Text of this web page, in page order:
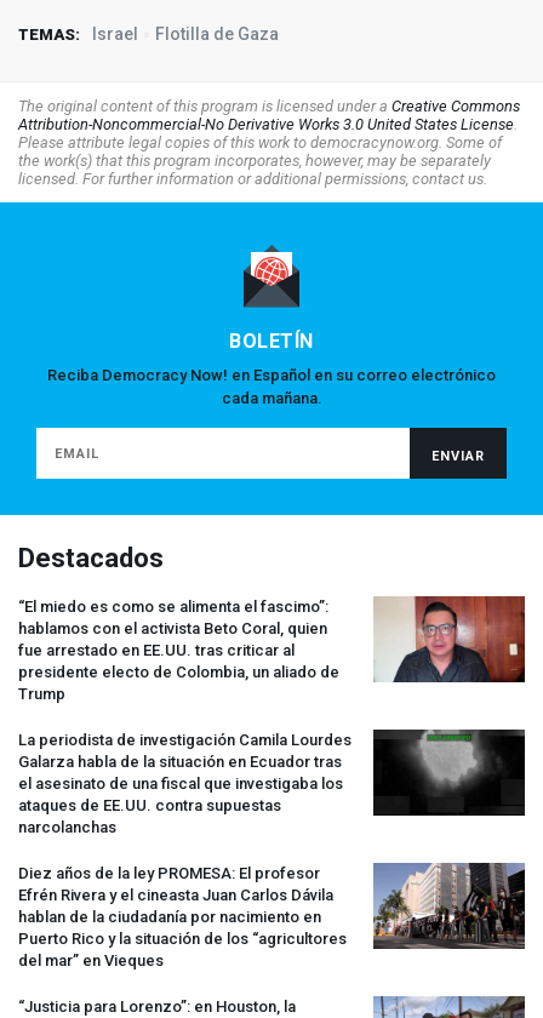
TEMAS: Israel Flotilla de Gaza
The original content of this program is licensed under a Creative Commons
Attribution-Noncommercial-No Derivative Works 3.0 United States License.
Please attribute legal copies of this work to democracynow.org. Some of
the work(s) that this program incorporates, however, may be separately
licensed. For further information or additional permissions, contact us.
BOLETÍN
Reciba Democracy Now! en Español en su correo electrónico
cada mañana.
Destacados
“El miedo es como se alimenta el fascimo”:
hablamos con el activista Beto Coral, quien
fue arrestado en EE.UU. tras criticar al
presidente electo de Colombia, un aliado de
Trump
La periodista de investigación Camila Lourdes
Galarza habla de la situación en Ecuador tras
el asesinato de una fiscal que investigaba los
ataques de EE.UU. contra supuestas
narcolanchas
Diez años de la ley PROMESA: El profesor
Efrén Rivera y el cineasta Juan Carlos Dávila
hablan de la ciudadanía por nacimiento en
Puerto Rico y la situación de los “agricultores
del mar” en Vieques
“Justicia para Lorenzo”: en Houston, la